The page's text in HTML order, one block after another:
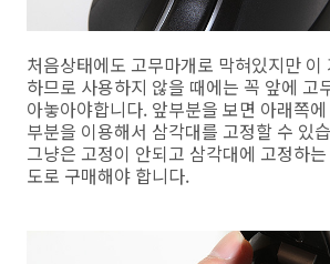
처음상태에도 고무마개로 막혀있지만 이
하므로 사용하지 않을 때에는 꼭 앞에 고
아놓아야합니다. 앞부분을 보면 아래쪽
부분을 이용해서 삼각대를 고정할 수 있
그냥은 고정이 안되고 삼각대에 고정하
도로 구매해야 합니다.